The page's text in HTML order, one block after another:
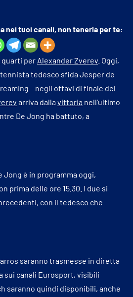
nei tuoi canali, non tenerla per te:
quarti per Alexander Zverev . Oggi,
tedesco sfida Jesper de
– negli ottavi di finale del
arriva dallavittoria nell’ultimo
De Jong ha battuto, a
Jong è in programma oggi,
prima delle ore 15.30. I due si
, con il tedesco che
saranno trasmesse in diretta
sui canali Eurosport, visibili
saranno quindi disponibili, anche